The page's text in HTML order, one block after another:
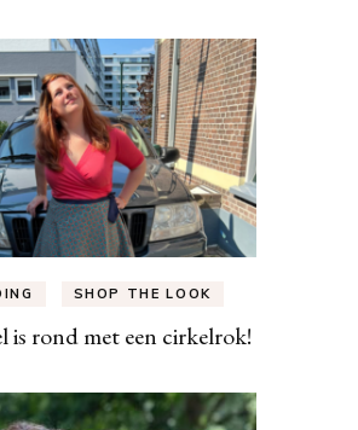
SHOP THE LOOK
is rond met een cirkelrok!